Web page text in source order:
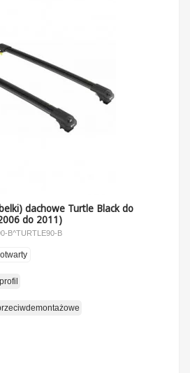
dachowe Turtle Black do
do 2011)
B^TURTLE90-B